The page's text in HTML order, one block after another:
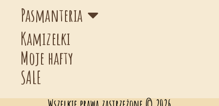
Pasmanteria
Kamizelki
Moje hafty
SALE